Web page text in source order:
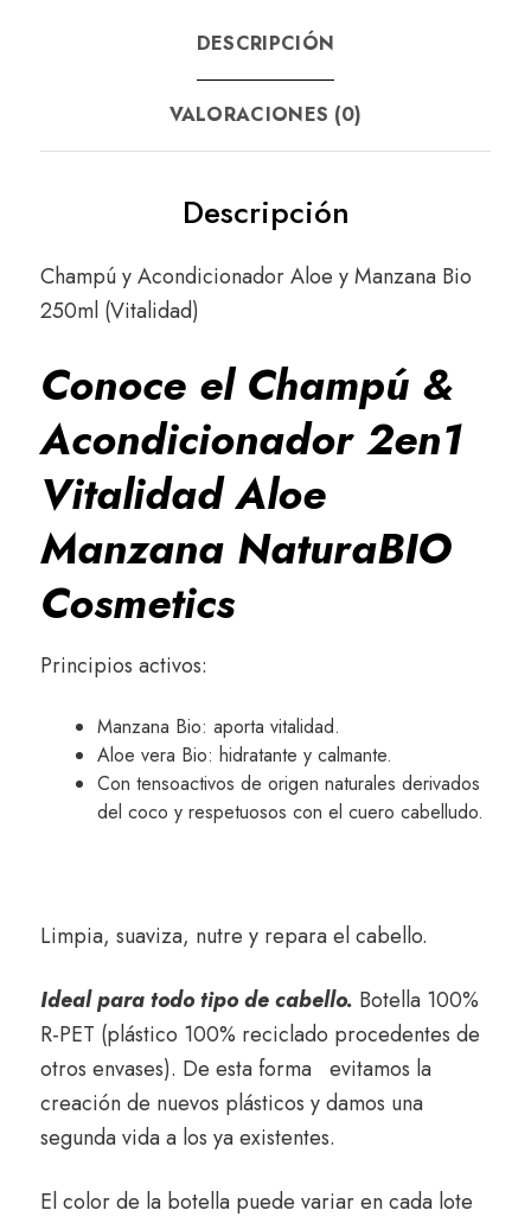
DESCRIPCIÓN
VALORACIONES (0)
Descripción
Champú y Acondicionador Aloe y Manzana Bio
250ml (Vitalidad)
Conoce el Champú &
Acondicionador 2en1
Vitalidad Aloe
Manzana NaturaBIO
Cosmetics
Principios activos:
Manzana Bio: aporta vitalidad.
Aloe vera Bio: hidratante y calmante.
Con tensoactivos de origen naturales derivados
del coco y respetuosos con el cuero cabelludo.
Limpia, suaviza, nutre y repara el cabello.
Ideal para todo tipo de cabello. Botella 100%
R-PET (plástico 100% reciclado procedentes de
otros envases). De esta forma evitamos la
creación de nuevos plásticos y damos una
segunda vida a los ya existentes.
El color de la botella puede variar en cada lote